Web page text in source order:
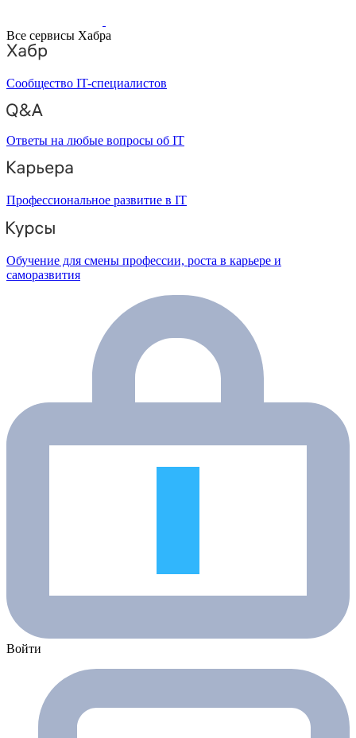
Все сервисы Хабра
Сообщество IT-специалистов
Ответы на любые вопросы об IT
Профессиональное развитие в IT
Обучение для смены профессии, роста в карьере и
саморазвития
Войти